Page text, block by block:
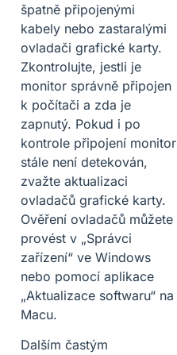
špatně připojenými
kabely nebo zastaralými
ovladači grafické karty.
Zkontrolujte, jestli je
monitor správně připojen
k počítači a zda je
zapnutý. Pokud i po
kontrole připojení monitor
stále není detekován,
zvažte aktualizaci
ovladačů grafické karty.
Ověření ovladačů můžete
provést v „Správci
zařízení“ ve Windows
nebo pomocí aplikace
„Aktualizace softwaru“ na
Macu.
Dalším častým